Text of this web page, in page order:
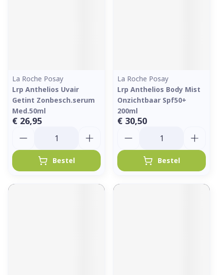
La Roche Posay
Lrp Anthelios Uvair
Getint Zonbesch.serum
Med.50ml
€ 26,95
Bestel
La Roche Posay
Lrp Anthelios Body Mist
Onzichtbaar Spf50+
200ml
€ 30,50
Bestel